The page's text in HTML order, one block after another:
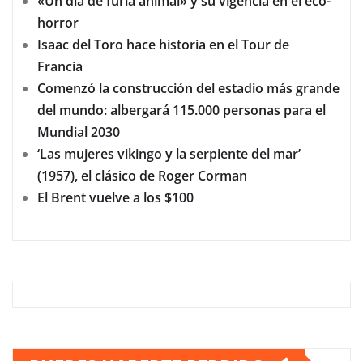
horror
Isaac del Toro hace historia en el Tour de
Francia
Comenzó la construcción del estadio más grande
del mundo: albergará 115.000 personas para el
Mundial 2030
‘Las mujeres vikingo y la serpiente del mar’
(1957), el clásico de Roger Corman
El Brent vuelve a los $100